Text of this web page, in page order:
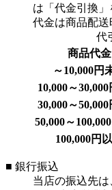
は「代金引換」
代金は商品配送
代
商品代金
～10,000円
10,000～
30,000～
50,000～
100,000円
■ 銀行振込
当店の振込先は